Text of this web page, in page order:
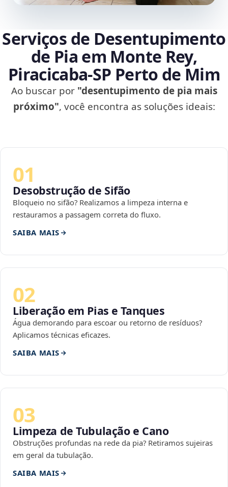
Serviços de Desentupimento
de Pia em Monte Rey,
Piracicaba‑SP Perto de Mim
Ao buscar por "desentupimento de pia mais
próximo", você encontra as soluções ideais:
01
Desobstrução de Sifão
Bloqueio no sifão? Realizamos a limpeza interna e
restauramos a passagem correta do fluxo.
SAIBA MAIS
02
Liberação em Pias e Tanques
Água demorando para escoar ou retorno de resíduos?
Aplicamos técnicas eficazes.
SAIBA MAIS
03
Limpeza de Tubulação e Cano
Obstruções profundas na rede da pia? Retiramos sujeiras
em geral da tubulação.
SAIBA MAIS